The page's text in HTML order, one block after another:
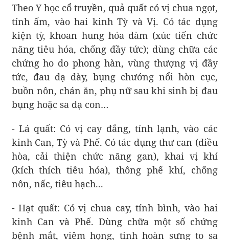
Theo Y học cổ truyền, quả quất có vị chua ngọt,
tính ấm, vào hai kinh Tỳ và Vị. Có tác dụng
kiện tỳ, khoan hung hóa đàm (xúc tiến chức
năng tiêu hóa, chống đầy tức); dùng chữa các
chứng ho do phong hàn, vùng thượng vị đầy
tức, đau dạ dày, bụng chướng nổi hòn cục,
buồn nôn, chán ăn, phụ nữ sau khi sinh bị đau
bụng hoặc sa dạ con…
- Lá quất: Có vị cay đắng, tính lạnh, vào các
kinh Can, Tỳ và Phế. Có tác dụng thư can (điều
hòa, cải thiện chức năng gan), khai vị khí
(kích thích tiêu hóa), thông phế khí, chống
nôn, nấc, tiêu hạch...
- Hạt quất: Có vị chua cay, tính bình, vào hai
kinh Can và Phế. Dùng chữa một số chứng
bệnh mắt, viêm họng, tinh hoàn sưng to sa